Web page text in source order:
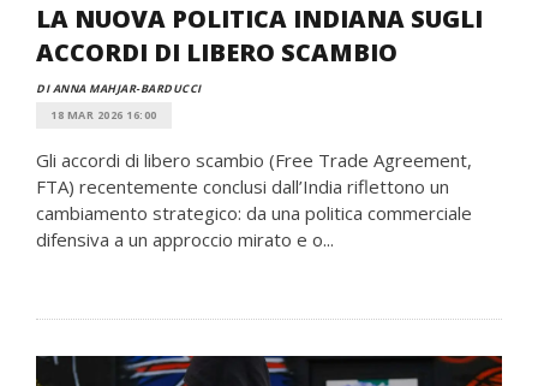
LA NUOVA POLITICA INDIANA SUGLI
ACCORDI DI LIBERO SCAMBIO
DI ANNA MAHJAR-BARDUCCI
18 MAR 2026 16:00
Gli accordi di libero scambio (Free Trade Agreement,
FTA) recentemente conclusi dall’India riflettono un
cambiamento strategico: da una politica commerciale
difensiva a un approccio mirato e o...